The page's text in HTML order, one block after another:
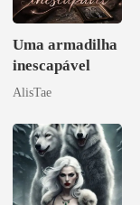
Uma armadilha
inescapável
AlisTae